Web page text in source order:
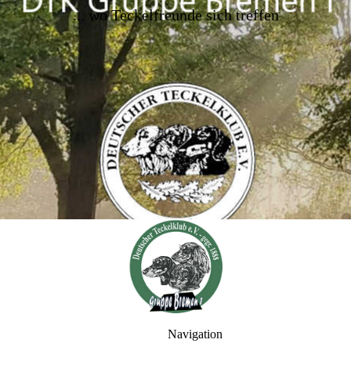
... wo Teckelfreunde sich treffen
Navigation